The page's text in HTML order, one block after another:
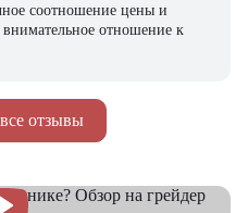
отзывы
соотношение цены и
отношение к